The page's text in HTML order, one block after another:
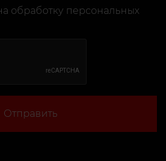
обработку персональных
Отправить